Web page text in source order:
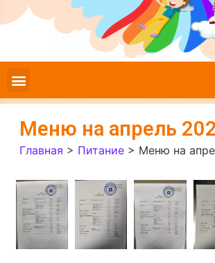
Меню на апрель
Главная > Питание > Меню на